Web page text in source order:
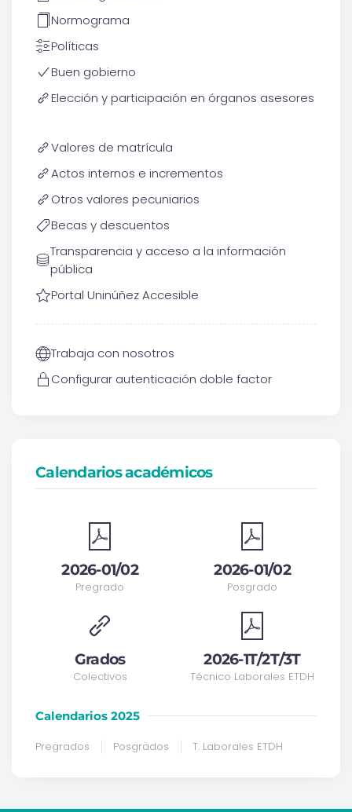
Normograma
Políticas
Buen gobierno
Elección y participación en órganos asesores
Valores de matrícula
Actos internos e incrementos
Otros valores pecuniarios
Becas y descuentos
Transparencia y acceso a la información
pública
Portal Uninúñez Accesible
Trabaja con nosotros
Configurar autenticación doble factor
Calendarios académicos
2026-01/02
Pregrado
Grados
Colectivos
2026-01/02
Posgrado
2026-1T/2T/3T
Técnico Laborales ETDH
Calendarios 2025
Pregrados Posgrados T. Laborales ETDH